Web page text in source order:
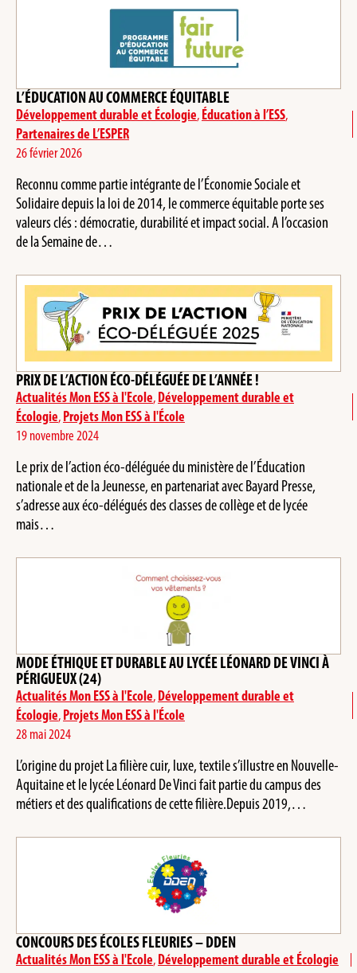
L’ÉDUCATION AU COMMERCE ÉQUITABLE
Développement durable et Écologie,Éducation à l’ESS,
Partenaires de L’ESPER
26 février 2026
Reconnu comme partie intégrante de l’Économie Sociale et
Solidaire depuis la loi de 2014, le commerce équitable porte ses
valeurs clés : démocratie, durabilité et impact social. A l’occasion
de la Semaine de…
PRIX DE L’ACTION ÉCO-DÉLÉGUÉE DE L’ANNÉE !
Actualités Mon ESS à l'Ecole,Développement durable et
Écologie,Projets Mon ESS à l'École
19 novembre 2024
Le prix de l’action éco-déléguée du ministère de l’Éducation
nationale et de la Jeunesse, en partenariat avec Bayard Presse,
s’adresse aux éco-délégués des classes de collège et de lycée
mais…
MODE ÉTHIQUE ET DURABLE AU LYCÉE LÉONARD DE VINCI À
PÉRIGUEUX (24)
Actualités Mon ESS à l'Ecole,Développement durable et
Écologie,Projets Mon ESS à l'École
28 mai 2024
L’origine du projet La filière cuir, luxe, textile s’illustre en Nouvelle-
Aquitaine et le lycée Léonard De Vinci fait partie du campus des
métiers et des qualifications de cette filière.Depuis 2019,…
CONCOURS DES ÉCOLES FLEURIES – DDEN
Actualités Mon ESS à l'Ecole,Développement durable et Écologie